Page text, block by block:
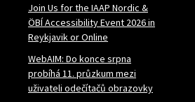
Join Us for the IAAP Nordic &
ÖBÍ Accessibility Event 2026 in
Reykjavik or Online
WebAIM: Do konce srpna
probíhá 11. průzkum mezi
uživateli odečítačů obrazovky